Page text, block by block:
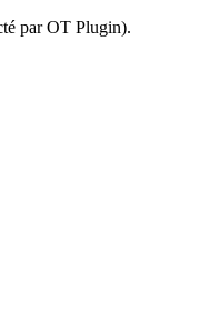
par OT Plugin).